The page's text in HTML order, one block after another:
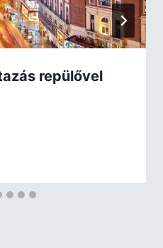
repülővel